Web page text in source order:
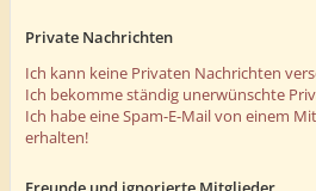
Private Nachrichten
Ich kann keine Privaten Nachrichten
Ich bekomme ständig unerwünschte
Ich habe eine Spam-E-Mail von einem
erhalten!